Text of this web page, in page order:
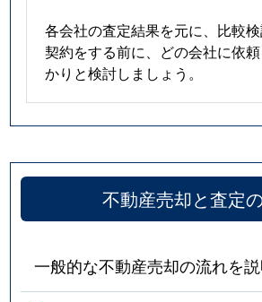
各会社の査定結果を元に、比較検
契約をする前に、どの会社に依
かりと検討しましょう。
不動産売却と査定
一般的な不動産売却の流れを説